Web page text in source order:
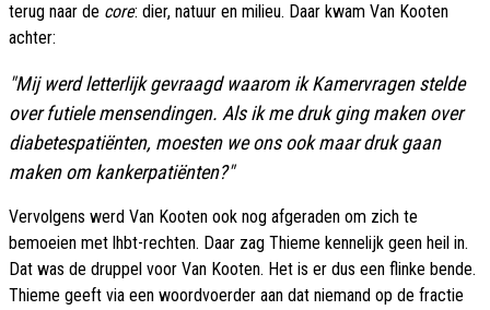
terug naar de core: dier, natuur en milieu. Daar kwam Van Kooten
achter:
"Mij werd letterlijk gevraagd waarom ik Kamervragen stelde
over futiele mensendingen. Als ik me druk ging maken over
diabetespatiënten, moesten we ons ook maar druk gaan
maken om kankerpatiënten?"
Vervolgens werd Van Kooten ook nog afgeraden om zich te
bemoeien met lhbt-rechten. Daar zag Thieme kennelijk geen heil in.
Dat was de druppel voor Van Kooten. Het is er dus een flinke bende.
Thieme geeft via een woordvoerder aan dat niemand op de fractie